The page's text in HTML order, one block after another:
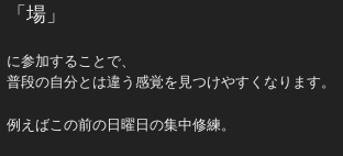
「場」
に参加することで、
普段の自分とは違う感覚を見つけやすくなります。
例えばこの前の日曜日の集中修練。